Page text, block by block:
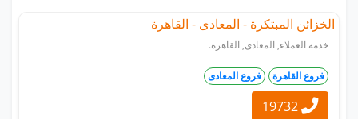
الخزائن المبتكرة - المعادى - القاهرة
خدمة العملاء, المعادى, القاهرة.
فروع القاهرة فروع المعادى